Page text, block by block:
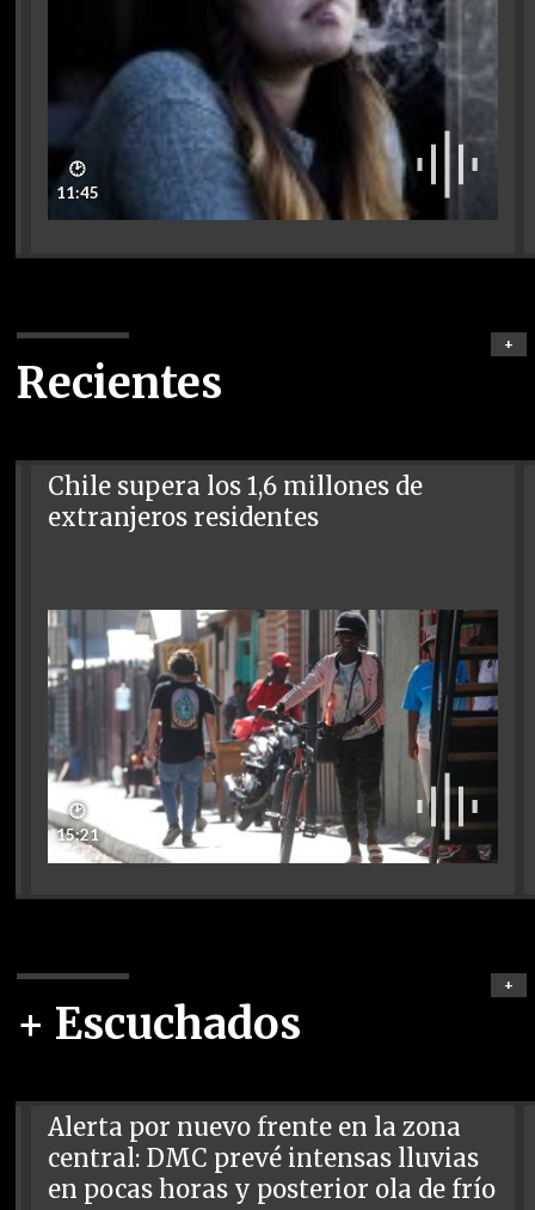
🕑
11:45
Recientes
+
Chile supera los 1,6 millones de
extranjeros residentes
🕑
15:21
+ Escuchados
+
Alerta por nuevo frente en la zona
central: DMC prevé intensas lluvias
en pocas horas y posterior ola de frío